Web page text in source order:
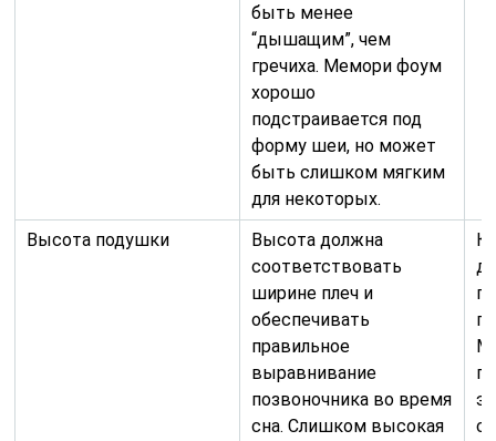
быть менее
“дышащим”, чем
гречиха. Мемори фоум
хорошо
подстраивается под
форму шеи, но может
быть слишком мягким
для некоторых.
Высота подушки
Высота должна
соответствовать
ширине плеч и
обеспечивать
правильное
выравнивание
позвоночника во время
сна. Слишком высокая
с